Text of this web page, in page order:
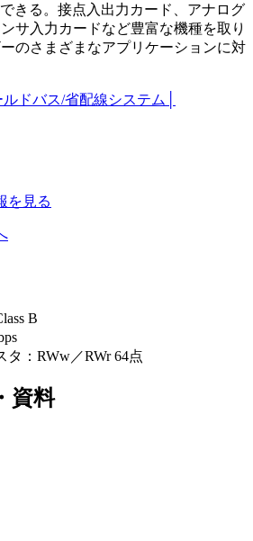
きる。接点入出力カード、アナログ
サ入力カードなど豊富な機種を取り
のさまざまなアプリケーションに対
ルドバス/省配線システム
B
タ：RWw／RWr 64点
資料